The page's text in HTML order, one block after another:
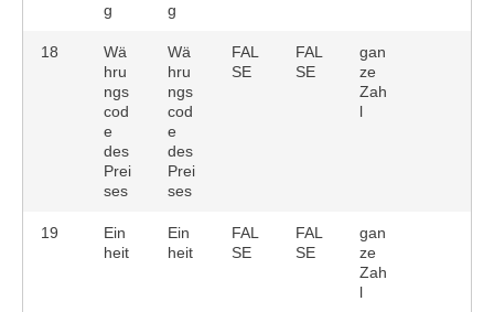
g
g
18
Wä
hru
ngs
cod
e
des
Prei
ses
Wä
hru
ngs
cod
e
des
Prei
ses
FAL
SE
FAL
SE
gan
ze
Zah
l
19
Ein
heit
Ein
heit
FAL
SE
FAL
SE
gan
ze
Zah
l